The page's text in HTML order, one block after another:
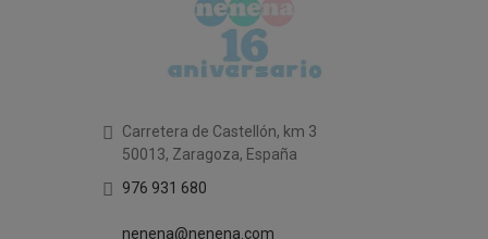
Carretera de Castellón, km 3
50013, Zaragoza, España
976 931 680
nenena@nenena.com